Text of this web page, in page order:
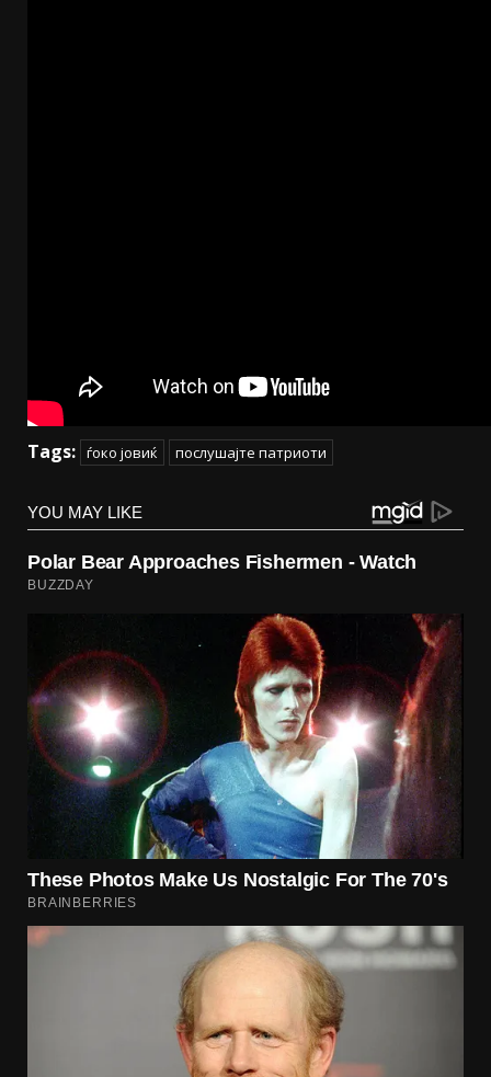
Tags: ѓоко јовиќ послушајте патриоти